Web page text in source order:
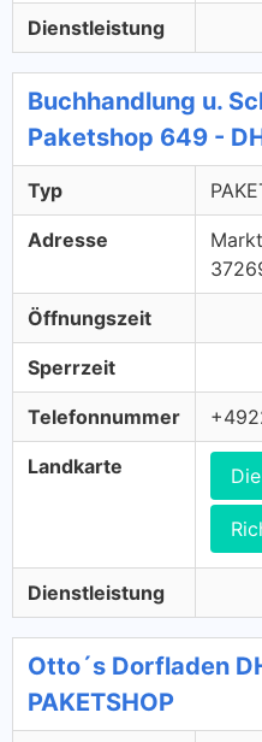
Dienstleistung
Buchhandlung u.
Paketshop 649 -
Typ
Adresse
Öffnungszeit
Sperrzeit
Telefonnummer
Landkarte
Dienstleistung
Otto´s Dorfladen
PAKETSHOP